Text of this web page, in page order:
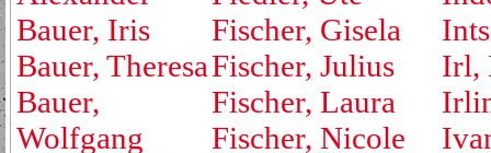
Bauer, Iris
Bauer, Theresa
Bauer,
Wolfgang
Fischer, Gisela
Fischer, Julius
Fischer, Laura
Fischer, Nicole
Irl,